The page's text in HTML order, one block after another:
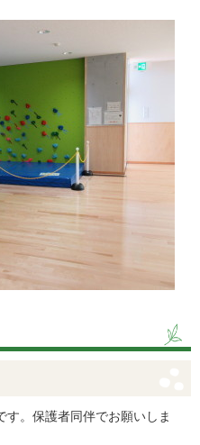
。保護者同伴でお願いしま